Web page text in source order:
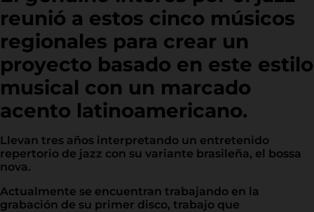
reunió a estos cinco músicos
regionales para crear un
proyecto basado en este estilo
musical con un marcado
acento latinoamericano.
Llevan tres años interpretando un entretenido
repertorio de jazz con su variante brasileña, el bossa
nova.
Actualmente se encuentran trabajando en la
grabación de su primer disco, trabajo que